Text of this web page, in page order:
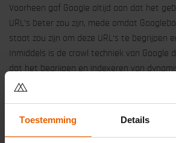
Toestemming Details
Voorheen gaf Google altijd aan dat het
URL’s beter zou zijn, mede omdat
staat zou zijn om deze URL’s te begrijpen
Inmiddels is de crawl techniek van Google
dat het begrijpen en indexeren van
problemen meer vormt.